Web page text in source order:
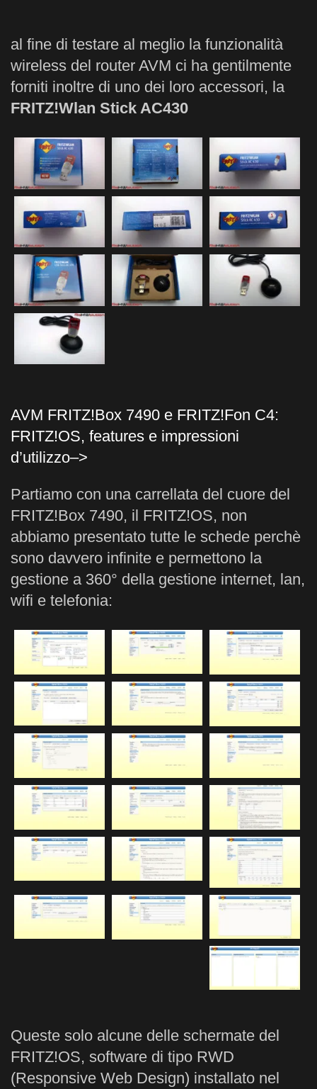
al fine di testare al meglio la funzionalità
wireless del router AVM ci ha gentilmente
forniti inoltre di uno dei loro accessori, la
FRITZ!Wlan Stick AC430
AVM FRITZ!Box 7490 e FRITZ!Fon C4:
FRITZ!OS, features e impressioni
d’utilizzo–>
Partiamo con una carrellata del cuore del
FRITZ!Box 7490, il FRITZ!OS, non
abbiamo presentato tutte le schede perchè
sono davvero infinite e permettono la
gestione a 360° della gestione internet, lan,
wifi e telefonia:
Queste solo alcune delle schermate del
FRITZ!OS, software di tipo RWD
(Responsive Web Design) installato nel